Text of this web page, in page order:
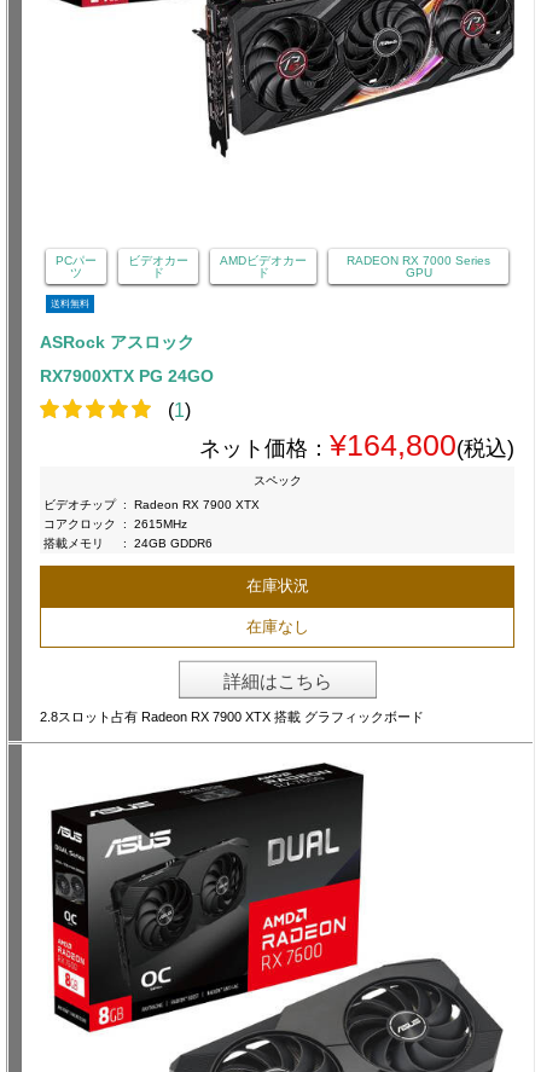
PCパー
ツ
ビデオカー
ド
AMDビデオカー
ド
RADEON RX 7000 Series
GPU
送料無料
ASRock アスロック
RX7900XTX PG 24GO
(1)
ネット価格： ¥164,800(税込)
スペック
ビデオチップ :
Radeon RX 7900 XTX
コアクロック
:
2615MHz
搭載メモリ
: 24GB GDDR6
在庫状況
在庫なし
詳細はこちら
2.8スロット占有 Radeon RX 7900 XTX 搭載 グラフィックボード